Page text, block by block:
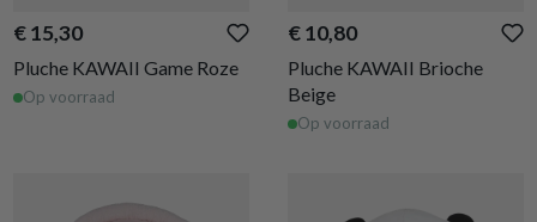
€ 15,30
Pluche KAWAII Game Roze
Op voorraad
€ 10,80
Pluche KAWAII Brioche
Beige
Op voorraad